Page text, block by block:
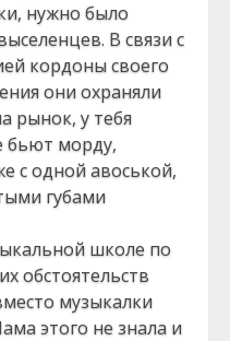
нужно было
В связи с
кордоны своего
они охраняли
рынок, у тебя
бьют морду,
с одной авоськой,
губами
школе по
обстоятельств
музыкалки
этого не знала и